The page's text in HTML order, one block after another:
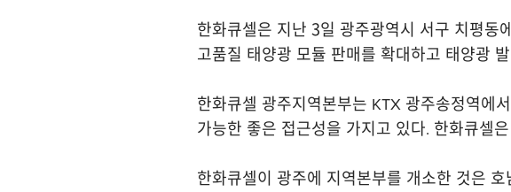
한화큐셀은 지난 3일 광주광역시 서구 치평동
고품질 태양광 모듈 판매를 확대하고 태양광
한화큐셀 광주지역본부는 KTX 광주송정역에
가능한 좋은 접근성을 가지고 있다. 한화큐셀
한화큐셀이 광주에 지역본부를 개소한 것은